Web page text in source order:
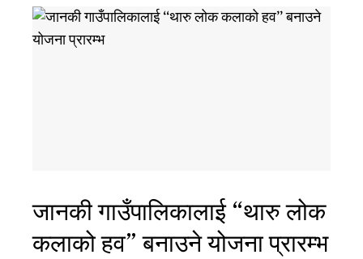
जानकी गाउँपालिकालाई “थारु लोक
कलाको हव” बनाउने योजना प्रारम्भ